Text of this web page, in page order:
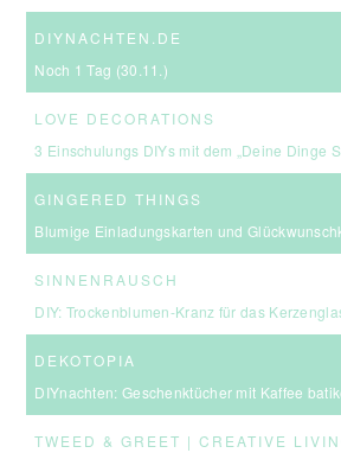
DIYNACHTEN.DE
Noch 1 Tag (30.11.)
LOVE DECORATIONS
3 Einschulungs DIYs mit dem „Deine Dinge Stempel – School
GINGERED THINGS
Blumige Einladungskarten und
SINNENRAUSCH
DIY: Trockenblumen-Kranz für das
DEKOTOPIA
DIYnachten: Geschenktücher mit Kaffee